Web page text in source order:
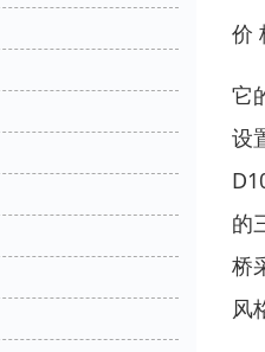
价
它
设
的
桥
风